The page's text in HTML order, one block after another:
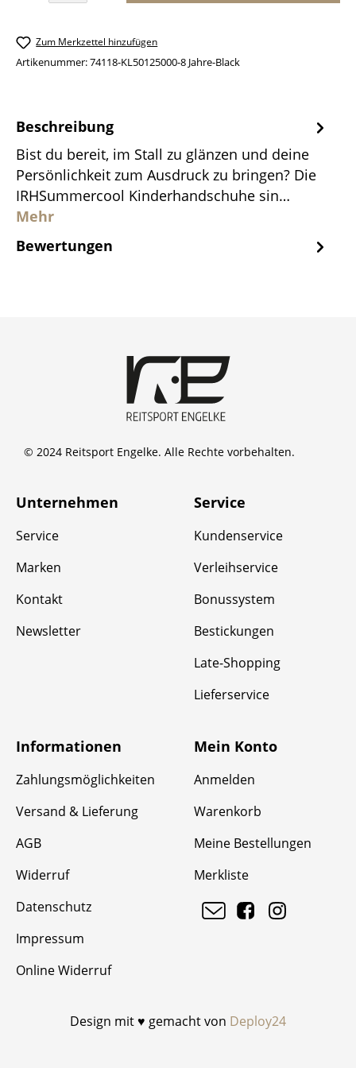
Zum Merkzettel hinzufügen
Artikenummer:74118-KL50125000-8 Jahre-Black
Beschreibung
Bist du bereit, im Stall zu glänzen und deine
Persönlichkeit zum Ausdruck zu bringen? Die
IRHSummercool Kinderhandschuhe sin…
Mehr
Bewertungen
© 2024 Reitsport Engelke. Alle Rechte vorbehalten.
Unternehmen
Service
Marken
Kontakt
Newsletter
Service
Kundenservice
Verleihservice
Bonussystem
Bestickungen
Late-Shopping
Lieferservice
Informationen
Zahlungsmöglichkeiten
Versand & Lieferung
AGB
Widerruf
Datenschutz
Impressum
Online Widerruf
Mein Konto
Anmelden
Warenkorb
Meine Bestellungen
Merkliste
Design mit ♥ gemacht von Deploy24